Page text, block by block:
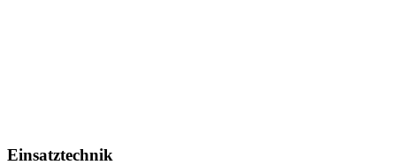
Einsatztechnik